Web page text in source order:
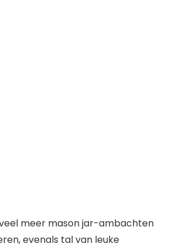
meer mason jar-ambachten
evenals tal van leuke